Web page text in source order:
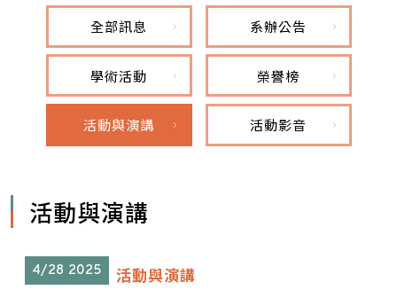
全部訊息 系辦公告
學術活動 榮譽榜
活動與演講 活動影音
活動與演講
4/28 2025 活動與演講